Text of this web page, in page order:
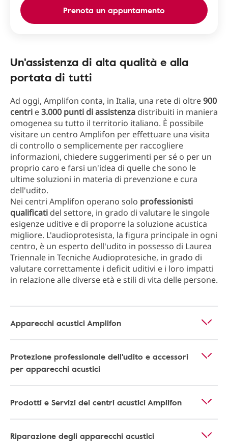
Prenota un appuntamento
Un'assistenza di alta qualità e alla
portata di tutti
Ad oggi, Amplifon conta, in Italia, una rete di oltre900
centri e3.000 punti di assistenza distribuiti in maniera
omogenea su tutto il territorio italiano. È possibile
visitare un centro Amplifon per effettuare una visita
di controllo o semplicemente per raccogliere
informazioni, chiedere suggerimenti per sé o per un
proprio caro e farsi un'idea di quelle che sono le
ultime soluzioni in materia di prevenzione e cura
dell'udito.
Nei centri Amplifon operano solo professionisti
qualificati del settore, in grado di valutare le singole
esigenze uditive e di proporre la soluzione acustica
migliore. L'audioprotesista, la figura principale in ogni
centro, è un esperto dell'udito in possesso di Laurea
Triennale in Tecniche Audioprotesiche, in grado di
valutare correttamente i deficit uditivi e i loro impatti
in relazione alle diverse età e stili di vita delle persone.
Apparecchi acustici Amplifon
Protezione professionale dell'udito e accessori
per apparecchi acustici
Prodotti e Servizi dei centri acustici Amplifon
Riparazione degli apparecchi acustici